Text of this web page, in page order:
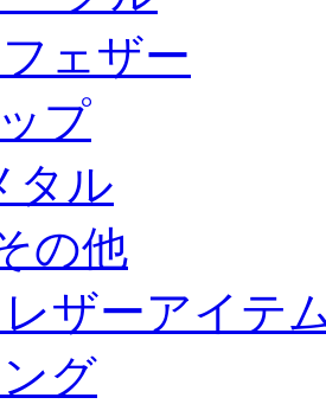
フェザー
プ
タル
の他
レザーアイテ
グ